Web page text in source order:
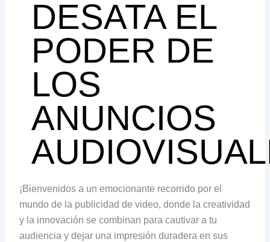
DESATA EL
PODER DE
LOS
ANUNCIOS
¡Bienvenidos a un emocionante recorrido por el
mundo de la publicidad de video, donde la creatividad
y la innovación se combinan para cautivar a tu
audiencia y dejar una impresión duradera en sus